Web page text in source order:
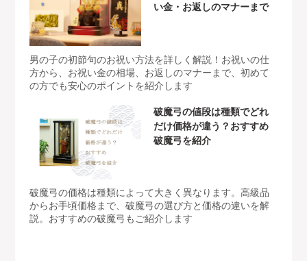
い金・お返しのマナーまで
男の子の初節句のお祝い方法を詳しく解説！お祝いの仕
方から、お祝い金の相場、お返しのマナーまで、初めて
の方でも安心のポイントを紹介します
破魔弓の値段は種類でどれ
だけ価格が違う？おすすめ
破魔弓を紹介
破魔弓の価格は種類によって大きく異なります。高級品
からお手頃価格まで、破魔弓の選び方と価格の違いを解
説。おすすめの破魔弓もご紹介します